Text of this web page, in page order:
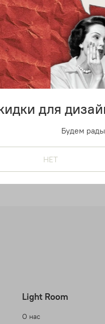
Light Room
О нас
для
Будем
НЕТ